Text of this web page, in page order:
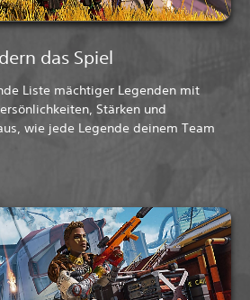
das Spiel
Liste mächtiger Legenden mit
Stärken und
wie jede Legende deinem Team